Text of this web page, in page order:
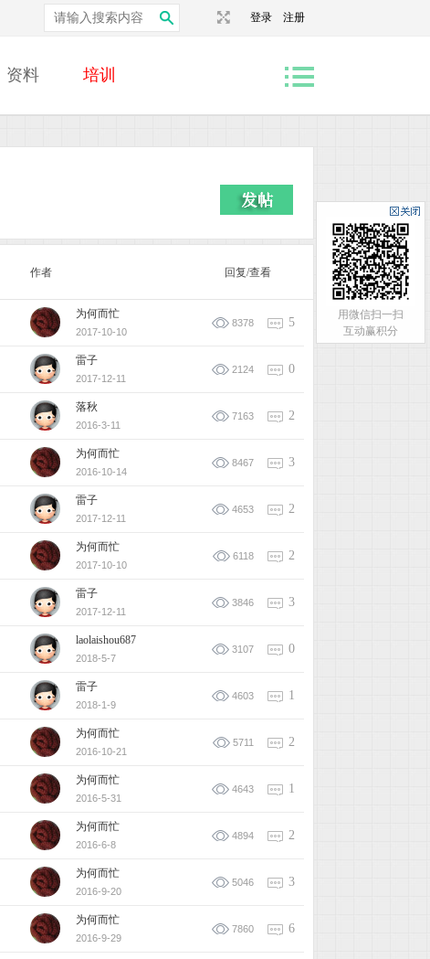
登录 注册
资料 培训
作者 回复/查看
为何而忙
2017-10-10
8378 5
雷子
2017-12-11
2124 0
落秋
2016-3-11
7163 2
为何而忙
2016-10-14
8467 3
雷子
2017-12-11
4653 2
为何而忙
2017-10-10
6118 2
雷子
2017-12-11
3846 3
laolaishou687
2018-5-7
3107 0
雷子
2018-1-9
4603 1
为何而忙
2016-10-21
5711 2
为何而忙
2016-5-31
4643 1
为何而忙
2016-6-8
4894 2
为何而忙
2016-9-20
5046 3
为何而忙
2016-9-29
7860 6
用微信扫一扫
互动赢积分